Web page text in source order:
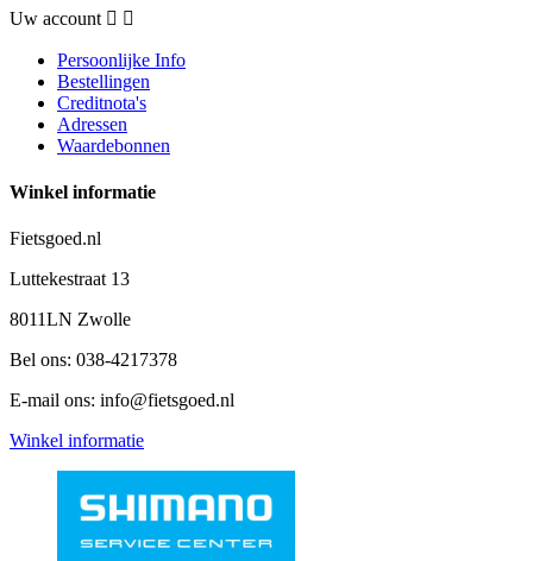
Uw account  
Persoonlijke Info
Bestellingen
Creditnota's
Adressen
Waardebonnen
Winkel informatie
Fietsgoed.nl
Luttekestraat 13
8011LN Zwolle
Bel ons: 038-4217378
E-mail ons: info@fietsgoed.nl
Winkel informatie